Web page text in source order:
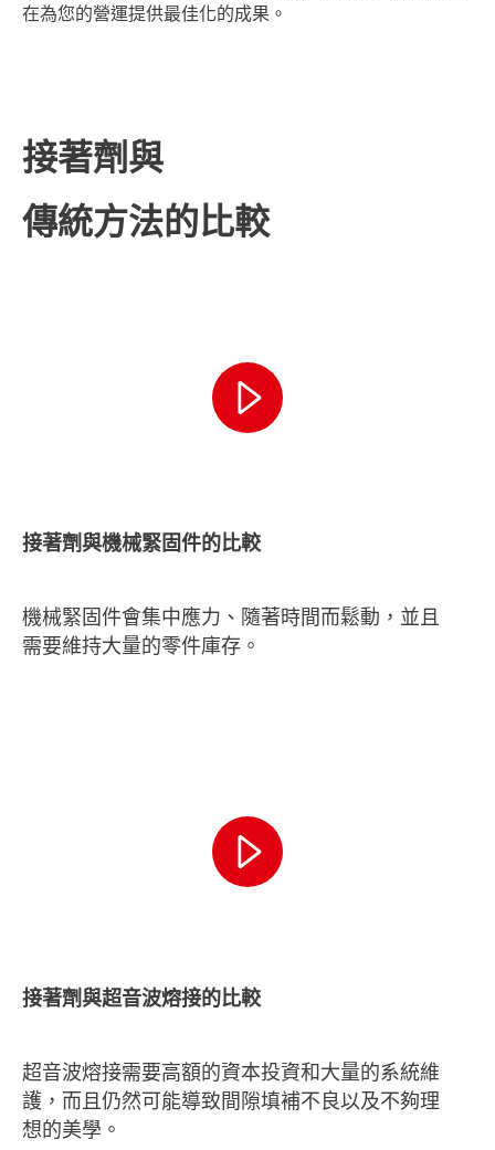
在為您的營運提供最佳化的成果。
接著劑與
傳統方法的比較
接著劑與機械緊固件的比較
機械緊固件會集中應力、隨著時間而鬆動，並且
需要維持大量的零件庫存。
接著劑與超音波熔接的比較
超音波熔接需要高額的資本投資和大量的系統維
護，而且仍然可能導致間隙填補不良以及不夠理
想的美學。